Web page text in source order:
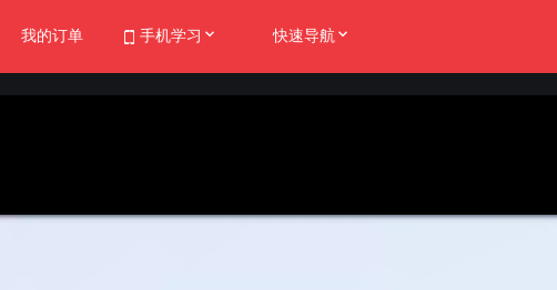
我的订单 手机学习  快速导航 